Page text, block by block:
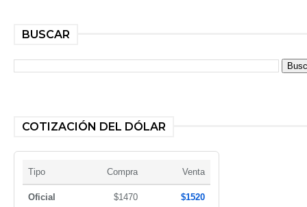
BUSCAR
COTIZACIÓN DEL DÓLAR
Tipo Compra Venta
Oficial $1470 $1520